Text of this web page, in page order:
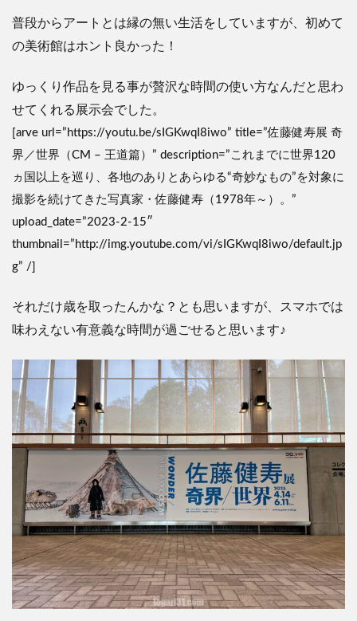
普段からアートとは縁の無い生活をしていますが、初めて
の美術館はホント良かった！
ゆっくり作品を見る事が贅沢な時間の使い方なんだと思わ
せてくれる展示会でした。
[arve url=”https://youtu.be/sIGKwqI8iwo” title=”佐藤健寿展 奇
界／世界（CM – 王道篇）” description=”これまでに世界120
ヵ国以上を巡り、各地のありとあらゆる“奇妙なもの”を対象に
撮影を続けてきた写真家・佐藤健寿（1978年～）。”
upload_date=”2023-2-15″
thumbnail=”http://img.youtube.com/vi/sIGKwqI8iwo/default.jp
g” /]
それだけ歳を取ったんかな？とも思いますが、スマホでは
味わえない有意義な時間が過ごせると思います♪